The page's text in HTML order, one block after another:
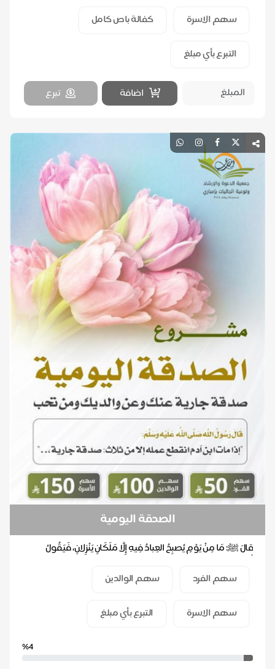
سهم الاسرة كفالة باص كامل
التبرع بأي مبلغ
اضافة تبرع
الصدقة اليومية
قالَ ﷺ: مَا مِنْ يَوْمٍ يُصبِحُ العِبادُ فِيهِ إِلَّا مَلَكَانِ يَنْزِلانِ، فَيَقُولُ
سهم الفرد
سهم الوالدين
سهم الاسرة التبرع بأي مبلغ
%4